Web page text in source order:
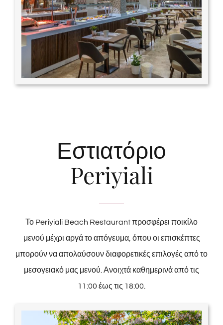
Εστιατόριο
Periyiali
Το Periyiali Beach Restaurant προσφέρει ποικίλο
μενού μέχρι αργά το απόγευμα, όπου οι επισκέπτες
μπορούν να απολαύσουν διαφορετικές επιλογές από το
μεσογειακό μας μενού. Ανοιχτά καθημερινά από τις
11:00 έως τις 18:00.